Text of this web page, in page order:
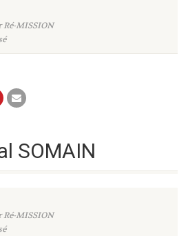
Ré-MISSION
SOMAIN
Ré-MISSION